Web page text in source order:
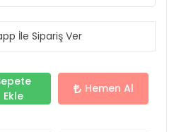
İle Sipariş Ver
Ekle
Hemen Al